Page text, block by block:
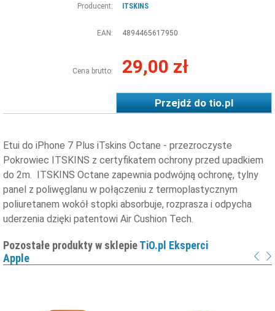
Producent: ITSKINS
EAN: 4894465617950
Cena brutto: 29,00 zł
Przejdź dotio.pl
Etui do iPhone 7 Plus iTskins Octane - przezroczyste
Pokrowiec ITSKINS z certyfikatem ochrony przed upadkiem
do 2m. ITSKINS Octane zapewnia podwójną ochronę, tylny
panel z poliwęglanu w połączeniu z termoplastycznym
poliuretanem wokół stopki absorbuje, rozprasza i odpycha
uderzenia dzięki patentowi Air Cushion Tech.
Pozostałe produkty w sklepieTiO.pl Eksperci
Apple